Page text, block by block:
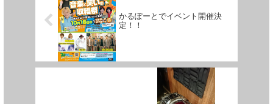
かるぽーとでイベント開催決
定！！